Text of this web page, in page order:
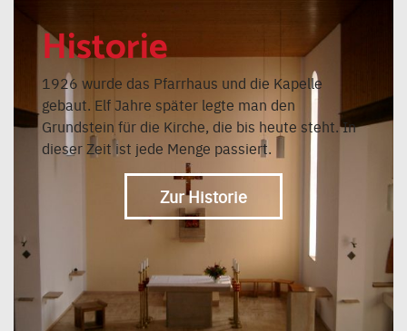
Historie
1926 wurde das Pfarrhaus und die Kapelle
gebaut. Elf Jahre später legte man den
Grundstein für die Kirche, die bis heute steht. In
dieser Zeit ist jede Menge passiert.
Zur Historie